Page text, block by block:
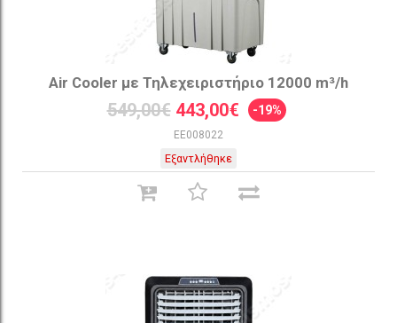
Air Cooler με Τηλεχειριστήριο 12000 m³/h
549,00€ 443,00€ -19%
EE008022
Εξαντλήθηκε